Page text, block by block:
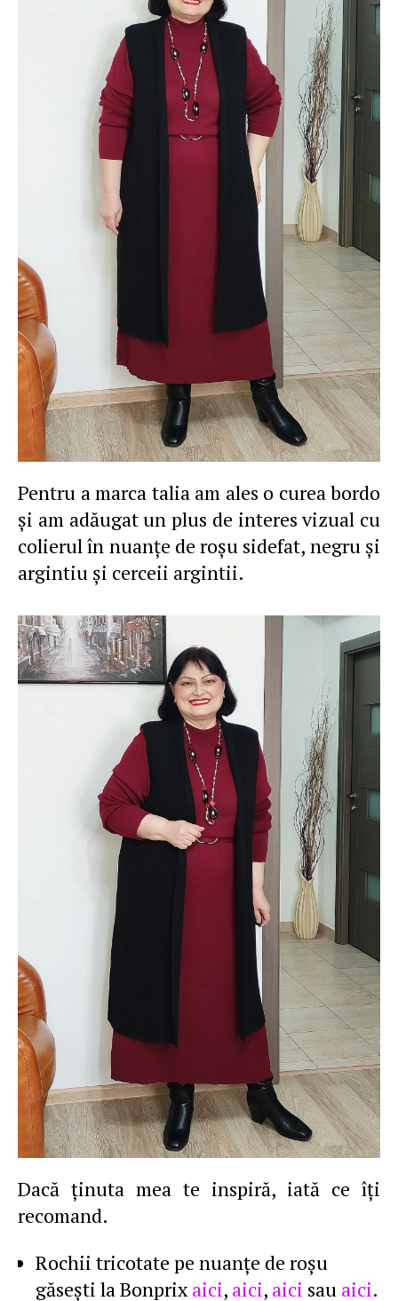
Pentru a marca talia am ales o curea bordo
şi am adăugat un plus de interes vizual cu
colierul în nuanţe de roşu sidefat, negru şi
argintiu şi cerceii argintii.
Dacă ţinuta mea te inspiră, iată ce îţi
recomand.
Rochii tricotate pe nuanţe de roşu
găseşti la Bonprixaici, aici, aici sau aici.